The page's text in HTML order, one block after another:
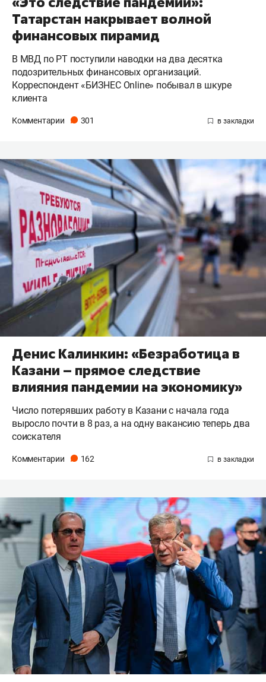
Татарстан накрывает волной
финансовых пирамид
В МВД по РТ поступили наводки на два десятка
подозрительных финансовых организаций.
Корреспондент «БИЗНЕС Online» побывал в шкуре
клиента
Комментарии 301
Денис Калинкин: «Безработица в
Казани – прямое следствие
влияния пандемии на экономику»
Число потерявших работу в Казани с начала года
выросло почти в 8 раз, а на одну вакансию теперь два
соискателя
Комментарии 162